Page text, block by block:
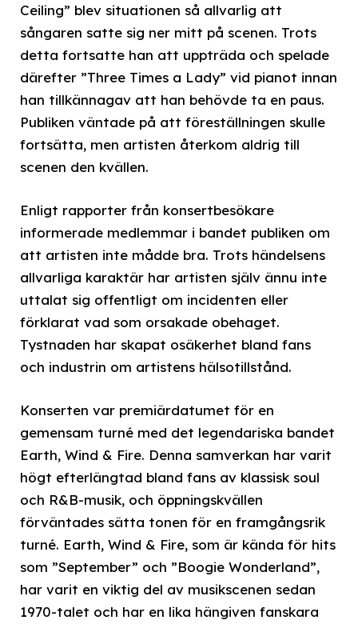
Ceiling” blev situationen så allvarlig att
sångaren satte sig ner mitt på scenen. Trots
detta fortsatte han att uppträda och spelade
därefter ”Three Times a Lady” vid pianot innan
han tillkännagav att han behövde ta en paus.
Publiken väntade på att föreställningen skulle
fortsätta, men artisten återkom aldrig till
scenen den kvällen.
Enligt rapporter från konsertbesökare
informerade medlemmar i bandet publiken om
att artisten inte mådde bra. Trots händelsens
allvarliga karaktär har artisten själv ännu inte
uttalat sig offentligt om incidenten eller
förklarat vad som orsakade obehaget.
Tystnaden har skapat osäkerhet bland fans
och industrin om artistens hälsotillstånd.
Konserten var premiärdatumet för en
gemensam turné med det legendariska bandet
Earth, Wind & Fire. Denna samverkan har varit
högt efterlängtad bland fans av klassisk soul
och R&B-musik, och öppningskvällen
förväntades sätta tonen för en framgångsrik
turné. Earth, Wind & Fire, som är kända för hits
som ”September” och ”Boogie Wonderland”,
har varit en viktig del av musikscenen sedan
1970-talet och har en lika hängiven fanskara